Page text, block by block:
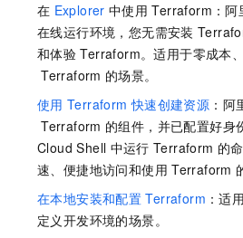
在 Explorer 中使用 Terraform：阿
在线运行环境，您无需安装
和体验 Terraform。适用于零成本
Terraform 的场景。
使用 Terraform 快速创建资源 ：阿
Terraform 的组件，并已配置好身
Cloud Shell 中运行 Terraform 的
速、便捷地访问和使用 Terraform
在本地安装和配置 Terraform ：适
定义开发环境的场景。